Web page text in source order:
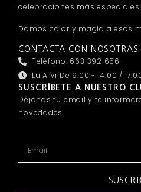
celebraciones más especiales.
Damos color y magia a esos
CONTACTA CON NOSOTRAS
Teléfono: 663 392 656
Lu A Vi De 9:00 - 14:00 /
SUSCRÍBETE A NUESTRO
Déjanos tu email y te
novedades.